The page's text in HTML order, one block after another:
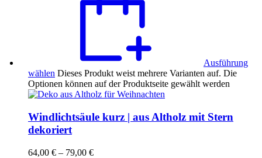
Ausführung
wählen Dieses Produkt weist mehrere Varianten auf. Die
Optionen können auf der Produktseite gewählt werden
Windlichtsäule kurz | aus Altholz mit Stern
dekoriert
64,00 € – 79,00 €